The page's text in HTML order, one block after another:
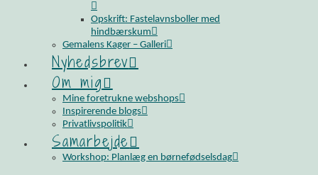
Opskrift: Fastelavnsboller med
hindbærskum
Gemalens Kager – Galleri
Nyhedsbrev
Om mig
Mine foretrukne webshops
Inspirerende blogs
Privatlivspolitik
Samarbejde
Workshop: Planlæg en børnefødselsdag